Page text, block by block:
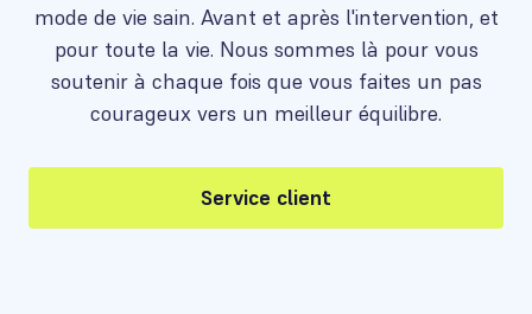
mode de vie sain. Avant et après l'intervention, et
pour toute la vie. Nous sommes là pour vous
soutenir à chaque fois que vous faites un pas
courageux vers un meilleur équilibre.
Service client